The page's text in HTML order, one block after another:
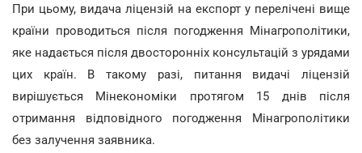
При цьому, видача ліцензій на експорт у перелічені вище
країни проводиться після погодження Мінагрополітики,
яке надається після двосторонніх консультацій з урядами
цих країн. В такому разі, питання видачі ліцензій
вирішується Мінекономіки протягом 15 днів після
отримання відповідного погодження Мінагрополітики
без залучення заявника.